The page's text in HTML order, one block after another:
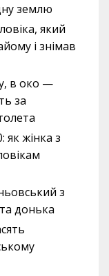
землю
який
і знімав
в око —
за
як жінка з
з
донька